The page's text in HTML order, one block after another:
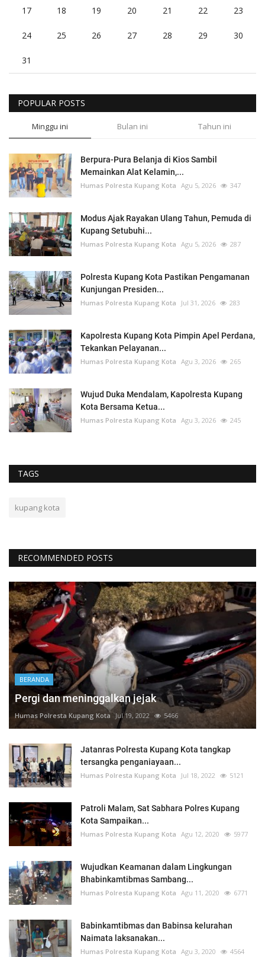
17 18 19 20 21 22 23
24 25 26 27 28 29 30
31
POPULAR POSTS
Minggu ini Bulan ini Tahun ini
Berpura-Pura Belanja di Kios Sambil
Memainkan Alat Kelamin,...
Humas Polresta Kupang Kota Agu 5, 2026 347
Modus Ajak Rayakan Ulang Tahun, Pemuda di
Kupang Setubuhi...
Humas Polresta Kupang Kota Agu 5, 2026 287
Polresta Kupang Kota Pastikan Pengamanan
Kunjungan Presiden...
Humas Polresta Kupang Kota Jul 31, 2026 283
Kapolresta Kupang Kota Pimpin Apel Perdana,
Tekankan Pelayanan...
Humas Polresta Kupang Kota Agu 3, 2026 265
Wujud Duka Mendalam, Kapolresta Kupang
Kota Bersama Ketua...
Humas Polresta Kupang Kota Agu 3, 2026 245
TAGS
kupang kota
RECOMMENDED POSTS
BERANDA
Pergi dan meninggalkan jejak
Humas Polresta Kupang Kota Jul 19, 2022 5466
Jatanras Polresta Kupang Kota tangkap
tersangka penganiayaan...
Humas Polresta Kupang Kota Jul 18, 2022 5121
Patroli Malam, Sat Sabhara Polres Kupang
Kota Sampaikan...
Humas Polresta Kupang Kota Agu 12, 2020 5977
Wujudkan Keamanan dalam Lingkungan
Bhabinkamtibmas Sambang...
Humas Polresta Kupang Kota Agu 11, 2020 6771
Babinkamtibmas dan Babinsa kelurahan
Naimata laksanakan...
Humas Polresta Kupang Kota Agu 3, 2020 4564